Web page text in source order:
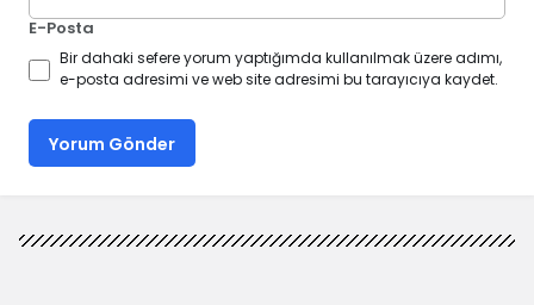
E-Posta
Bir dahaki sefere yorum yaptığımda kullanılmak üzere adımı,
e-posta adresimi ve web site adresimi bu tarayıcıya kaydet.
Yorum Gönder